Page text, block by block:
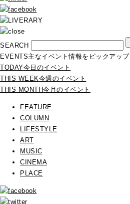
SEARCH
EVENTS主なイベント情報をピックアップ
TODAY今日のイベント
THIS WEEK今週のイベント
THIS MONTH今月のイベント
FEATURE
COLUMN
LIFESTYLE
ART
MUSIC
CINEMA
PLACE